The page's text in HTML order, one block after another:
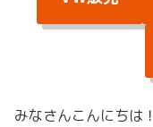
みなさんこんにちは！